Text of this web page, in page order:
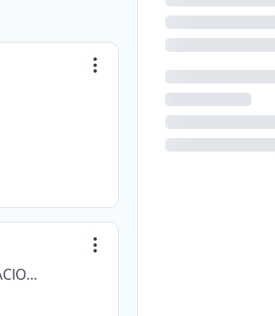
ENTRE TRÁMITES OPERACIONES INTERNACIONALES S.A.S.